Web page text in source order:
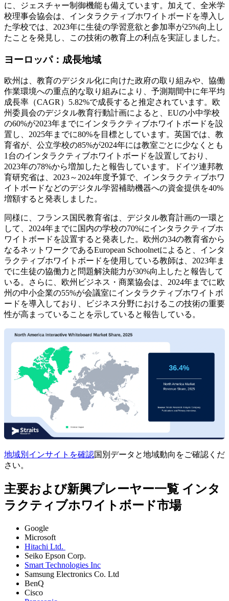
に、ジェスチャー制御機能も備えています。加えて、全米学
校理事会協会は、インタラクティブホワイトボードを導入し
た学校では、2023年に生徒の学習意欲と参加率が25%向上し
たことを発見し、この技術の教育上の利点を実証しました。
ヨーロッパ：成長地域
欧州は、教育のデジタル化に向けた政府の取り組みや、協働
作業環境への重点的な取り組みにより、予測期間中に年平均
成長率（CAGR）5.82%で成長すると推定されています。欧
州委員会のデジタル教育行動計画によると、EUの小中学校
の60%が2023年までにインタラクティブホワイトボードを設
置し、2025年までに80%を目標としています。英国では、教
育省が、公立学校の85%が2024年には教室ごとに少なくとも
1台のインタラクティブホワイトボードを設置しており、
2023年の78%から増加したと報告しています。ドイツ連邦教
育研究省は、2023～2024年度予算で、インタラクティブホワ
イトボードなどのデジタル学習補助機器への資金提供を40%
増額すると発表しました。
同様に、フランス国民教育省は、デジタル教育計画の一環と
して、2024年までに国内の学校の70%にインタラクティブホ
ワイトボードを設置すると発表した。欧州の34の教育省から
なるネットワークであるEuropean Schoolnetによると、インタ
ラクティブホワイトボードを使用している教師は、2023年ま
でに生徒の協働力と問題解決能力が30%向上したと報告して
いる。さらに、欧州ビジネス・商業協会は、2024年までに欧
州の中小企業の55%が会議室にインタラクティブホワイトボ
ードを導入しており、ビジネス分野におけるこの技術の重要
性が高まっていることを示していると報告している。
地域別インサイトを確認国別データと地域動向をご確認くだ
さい。
主要および新興プレーヤー一覧 インタ
ラクティブホワイトボード市場
Google
Microsoft
Hitachi Ltd.
Seiko Epson Corp.
Smart Technologies Inc
Samsung Electronics Co. Ltd
BenQ
Cisco